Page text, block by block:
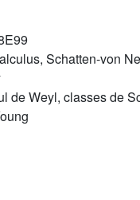
Schatten-von
de Weyl, classes de